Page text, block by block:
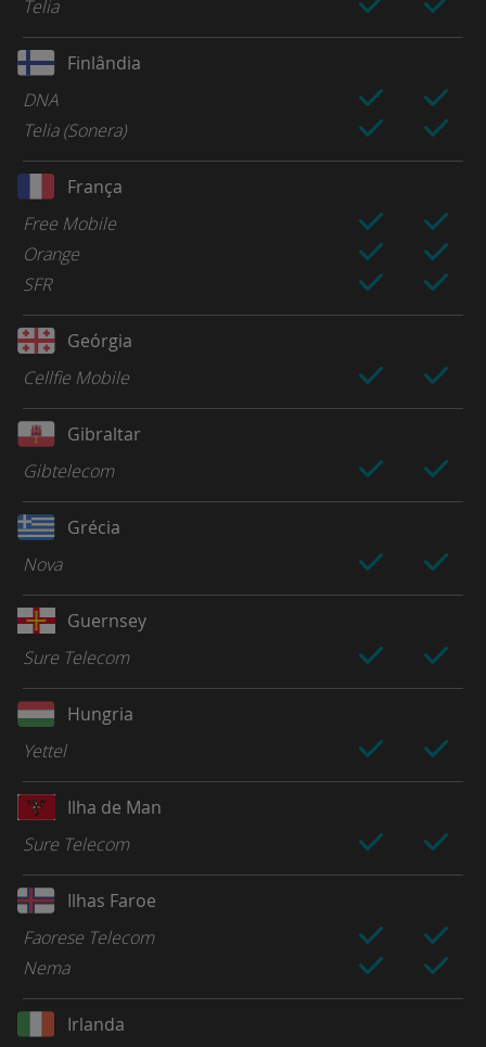
Telia
Finlândia
DNA
Telia (Sonera)
França
Free Mobile
Orange
SFR
Geórgia
Cellfie Mobile
Gibraltar
Gibtelecom
Grécia
Nova
Guernsey
Sure Telecom
Hungria
Yettel
Ilha de Man
Sure Telecom
Ilhas Faroe
Faorese Telecom
Nema
Irlanda